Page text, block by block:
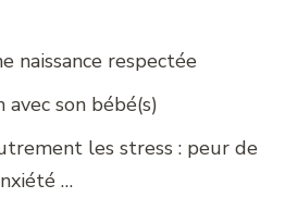
naissance respectée
son bébé(s)
les stress : peur de
…